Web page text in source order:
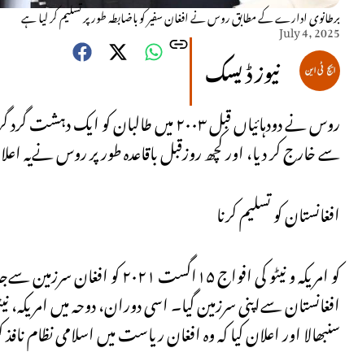
برطانوی ادارے کے مطابق روس نے افغان سفیر کو باضابطہ طور پر تسلیم کر لیا ہے
July 4, 2025
نیوز ڈیسک
سے خارج کر دیا، اور کچھ روزقبل باقاعدہ طور پر روس نےیہ
افغانستان کو تسلیم کرنا
افغانستان سےاپنی سرزمین گیا۔ اسی دوران، دوحہ میں
سنبھالا اور اعلان کیا کہ وہ افغان ریاست میں اسلامی نظام